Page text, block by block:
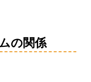
の関係